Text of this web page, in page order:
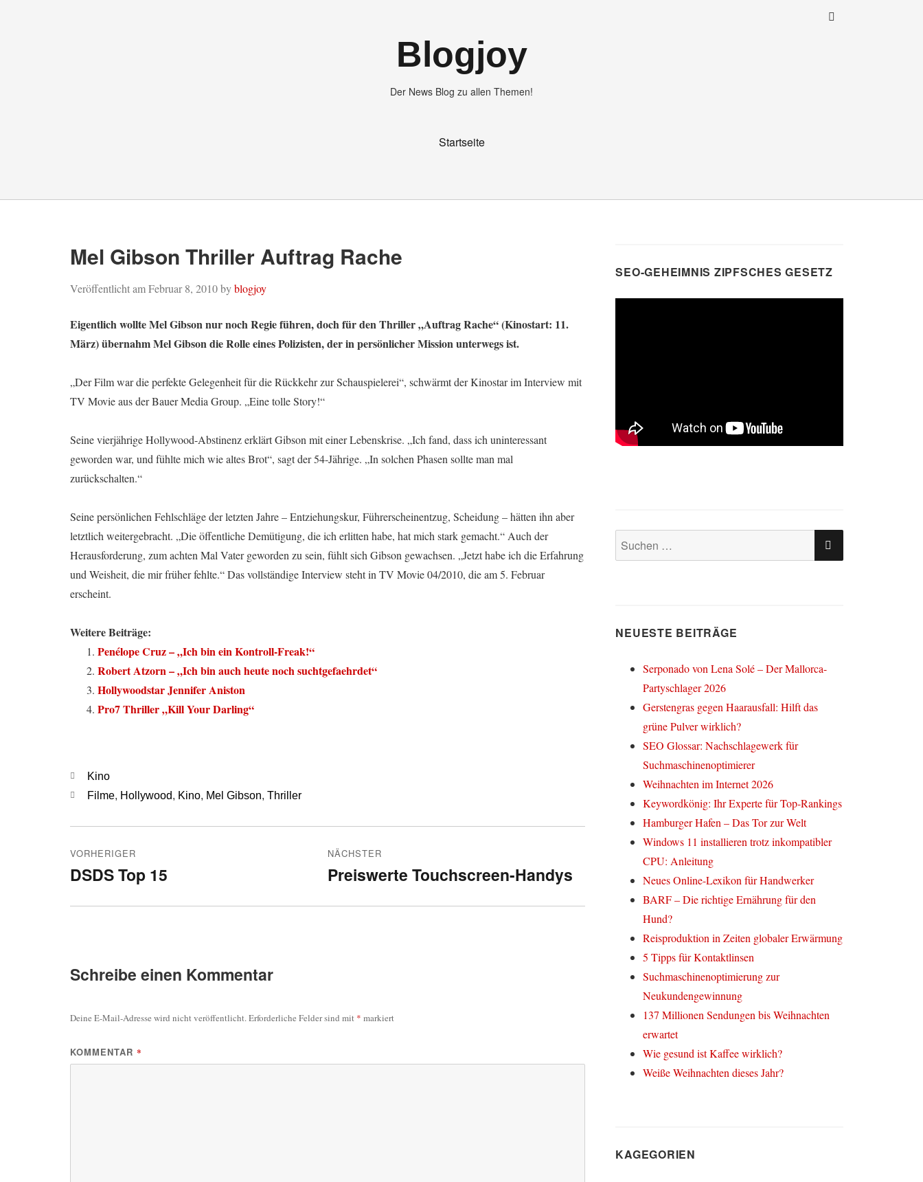
Blogjoy
Der News Blog zu allen Themen!
Startseite
Mel Gibson Thriller Auftrag Rache
Veröffentlicht amFebruar 8, 2010byblogjoy
Eigentlich wollte Mel Gibson nur noch Regie führen, doch für den Thriller „Auftrag Rache“ (Kinostart: 11.
März) übernahm Mel Gibson die Rolle eines Polizisten, der in persönlicher Mission unterwegs ist.
„Der Film war die perfekte Gelegenheit für die Rückkehr zur Schauspielerei“, schwärmt der Kinostar im Interview mit
TV Movie aus der Bauer Media Group. „Eine tolle Story!“
Seine vierjährige Hollywood-Abstinenz erklärt Gibson mit einer Lebenskrise. „Ich fand, dass ich uninteressant
geworden war, und fühlte mich wie altes Brot“, sagt der 54-Jährige. „In solchen Phasen sollte man mal
zurückschalten.“
Seine persönlichen Fehlschläge der letzten Jahre – Entziehungskur, Führerscheinentzug, Scheidung – hätten ihn aber
letztlich weitergebracht. „Die öffentliche Demütigung, die ich erlitten habe, hat mich stark gemacht.“ Auch der
Herausforderung, zum achten Mal Vater geworden zu sein, fühlt sich Gibson gewachsen. „Jetzt habe ich die Erfahrung
und Weisheit, die mir früher fehlte.“ Das vollständige Interview steht in TV Movie 04/2010, die am 5. Februar
erscheint.
Weitere Beiträge:
Penélope Cruz – „Ich bin ein Kontroll-Freak!“
Robert Atzorn – „Ich bin auch heute noch suchtgefaehrdet“
Hollywoodstar Jennifer Aniston
Pro7 Thriller „Kill Your Darling“
Kategorien
Kino
Schlagwörter
Filme, Hollywood, Kino, Mel Gibson, Thriller
VORHERIGER
Vorheriger
DSDS Top 15
NÄCHSTER
Nächster
Preiswerte Touchscreen-Handys
Schreibe einen Kommentar
Deine E-Mail-Adresse wird nicht veröffentlicht.Erforderliche Felder sind mit * markiert
KOMMENTAR *
SEO-GEHEIMNIS ZIPFSCHES GESETZ
Suchen
nach:
SUCHEN
NEUESTE BEITRÄGE
Serponado von Lena Solé – Der Mallorca-
Partyschlager 2026
Gerstengras gegen Haarausfall: Hilft das
grüne Pulver wirklich?
SEO Glossar: Nachschlagewerk für
Suchmaschinenoptimierer
Weihnachten im Internet 2026
Keywordkönig: Ihr Experte für Top-Rankings
Hamburger Hafen – Das Tor zur Welt
Windows 11 installieren trotz inkompatibler
CPU: Anleitung
Neues Online-Lexikon für Handwerker
BARF – Die richtige Ernährung für den
Hund?
Reisproduktion in Zeiten globaler Erwärmung
5 Tipps für Kontaktlinsen
Suchmaschinenoptimierung zur
Neukundengewinnung
137 Millionen Sendungen bis Weihnachten
erwartet
Wie gesund ist Kaffee wirklich?
Weiße Weihnachten dieses Jahr?
KAGEGORIEN